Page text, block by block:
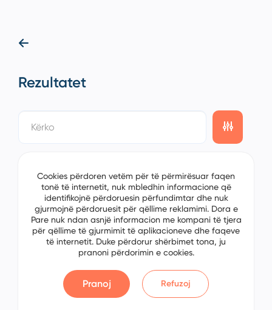
Rezultatet
Cookies përdoren vetëm për të përmirësuar faqen
tonë të internetit, nuk mbledhin informacione që
identifikojnë përdoruesin përfundimtar dhe nuk
gjurmojnë përdoruesit për qëllime reklamimi. Dora e
Pare nuk ndan asnjë informacion me kompani të tjera
për qëllime të gjurmimit të aplikacioneve dhe faqeve
të internetit. Duke përdorur shërbimet tona, ju
pranoni përdorimin e cookies.
Pranoj Refuzoj